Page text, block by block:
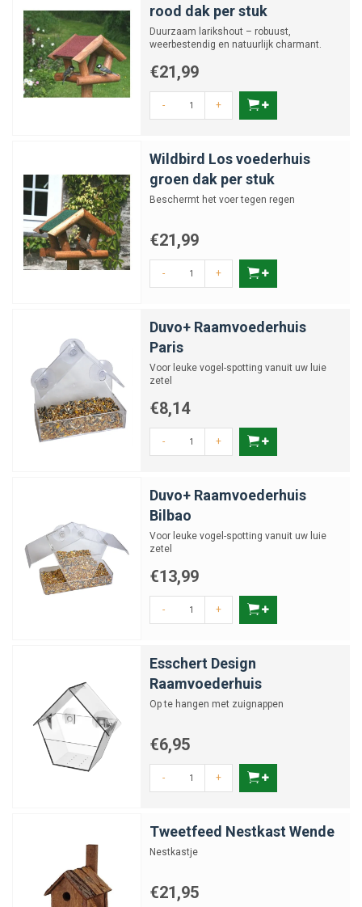
rood dak per stuk
Duurzaam lariks­hout – robuust,
weerbestendig en natuurlijk charmant.
€21,99
- +
Wildbird Los voederhuis
groen dak per stuk
Beschermt het voer tegen regen
€21,99
- +
Duvo+ Raamvoederhuis
Paris
Voor leuke vogel-spotting vanuit uw luie
zetel
€8,14
- +
Duvo+ Raamvoederhuis
Bilbao
Voor leuke vogel-spotting vanuit uw luie
zetel
€13,99
- +
Esschert Design
Raamvoederhuis
Op te hangen met zuignappen
€6,95
- +
Tweetfeed Nestkast Wende
Nestkastje
€21,95